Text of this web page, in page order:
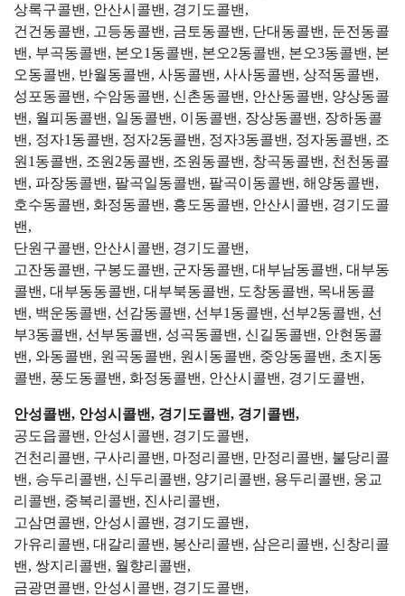
상록구콜밴, 안산시콜밴, 경기도콜밴,
건건동콜밴, 고등동콜밴, 금토동콜밴, 단대동콜밴, 둔전동콜
밴, 부곡동콜밴, 본오1동콜밴, 본오2동콜밴, 본오3동콜밴, 본
오동콜밴, 반월동콜밴, 사동콜밴, 사사동콜밴, 상적동콜밴,
성포동콜밴, 수암동콜밴, 신촌동콜밴, 안산동콜밴, 양상동콜
밴, 월피동콜밴, 일동콜밴, 이동콜밴, 장상동콜밴, 장하동콜
밴, 정자1동콜밴, 정자2동콜밴, 정자3동콜밴, 정자동콜밴, 조
원1동콜밴, 조원2동콜밴, 조원동콜밴, 창곡동콜밴, 천천동콜
밴, 파장동콜밴, 팔곡일동콜밴, 팔곡이동콜밴, 해양동콜밴,
호수동콜밴, 화정동콜밴, 흥도동콜밴, 안산시콜밴, 경기도콜
밴,
단원구콜밴, 안산시콜밴, 경기도콜밴,
고잔동콜밴, 구봉도콜밴, 군자동콜밴, 대부남동콜밴, 대부동
콜밴, 대부동동콜밴, 대부북동콜밴, 도창동콜밴, 목내동콜
밴, 백운동콜밴, 선감동콜밴, 선부1동콜밴, 선부2동콜밴, 선
부3동콜밴, 선부동콜밴, 성곡동콜밴, 신길동콜밴, 안현동콜
밴, 와동콜밴, 원곡동콜밴, 원시동콜밴, 중앙동콜밴, 초지동
콜밴, 풍도동콜밴, 화정동콜밴, 안산시콜밴, 경기도콜밴,
안성콜밴, 안성시콜밴, 경기도콜밴, 경기콜밴,
공도읍콜밴, 안성시콜밴, 경기도콜밴,
건천리콜밴, 구사리콜밴, 마정리콜밴, 만정리콜밴, 불당리콜
밴, 승두리콜밴, 신두리콜밴, 양기리콜밴, 용두리콜밴, 웅교
리콜밴, 중복리콜밴, 진사리콜밴,
고삼면콜밴, 안성시콜밴, 경기도콜밴,
가유리콜밴, 대갈리콜밴, 봉산리콜밴, 삼은리콜밴, 신창리콜
밴, 쌍지리콜밴, 월향리콜밴,
금광면콜밴, 안성시콜밴, 경기도콜밴,